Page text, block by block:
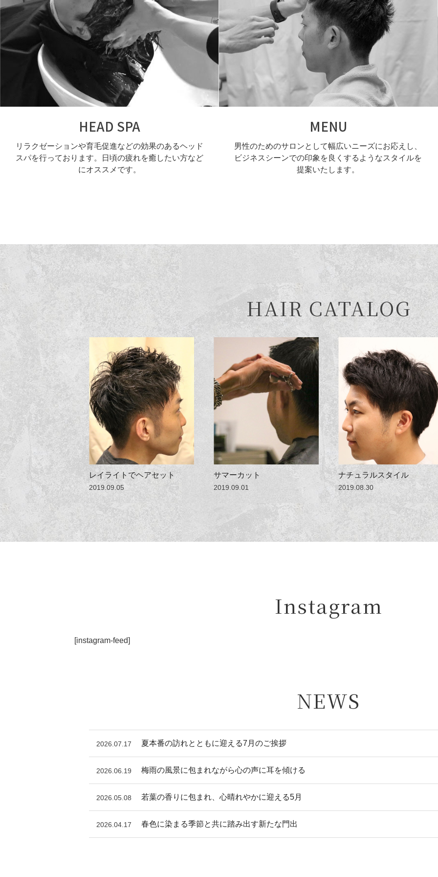
HEAD SPA
リラクゼーションや育毛促進などの効果のあるヘッド
スパを行っております。日頃の疲れを癒したい方など
にオススメです。
MENU
男性のためのサロンとして幅広いニーズにお応えし、
ビジネスシーンでの印象を良くするようなスタイルを
提案いたします。
HAIR CATALOG
レイライトでヘアセット
2019.09.05
サマーカット
2019.09.01
ナチュラルスタイル
2019.08.30
Instagram
[instagram-feed]
NEWS
2026.07.17 夏本番の訪れとともに迎える7月のご挨拶
2026.06.19 梅雨の風景に包まれながら心の声に耳を傾ける
2026.05.08 若葉の香りに包まれ、心晴れやかに迎える5月
2026.04.17 春色に染まる季節と共に踏み出す新たな門出